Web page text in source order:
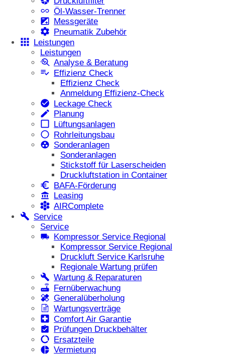
Öl-Wasser-Trenner
Messgeräte
Pneumatik Zubehör
Leistungen
Leistungen
Analyse & Beratung
Effizienz Check
Effizienz Check
Anmeldung Effizienz-Check
Leckage Check
Planung
Lüftungsanlagen
Rohrleitungsbau
Sonderanlagen
Sonderanlagen
Stickstoff für Laserscheiden
Druckluftstation in Container
BAFA-Förderung
Leasing
AIRComplete
Service
Service
Kompressor Service Regional
Kompressor Service Regional
Druckluft Service Karlsruhe
Regionale Wartung prüfen
Wartung & Reparaturen
Fernüberwachung
Generalüberholung
Wartungsverträge
Comfort Air Garantie
Prüfungen Druckbehälter
Ersatzteile
Vermietung